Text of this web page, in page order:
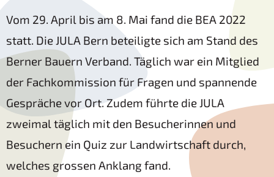
Vom 29. April bis am 8. Mai fand die BEA 2022
statt. Die JULA Bern beteiligte sich am Stand des
Berner Bauern Verband. Täglich war ein Mitglied
der Fachkommission für Fragen und spannende
Gespräche vor Ort. Zudem führte die JULA
zweimal täglich mit den Besucherinnen und
Besuchern ein Quiz zur Landwirtschaft durch,
welches grossen Anklang fand.